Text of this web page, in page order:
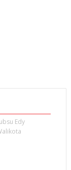
Edy